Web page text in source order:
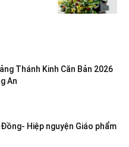
Thánh Kinh Căn Bản 2026
An
Hiệp nguyện Giáo phẩm